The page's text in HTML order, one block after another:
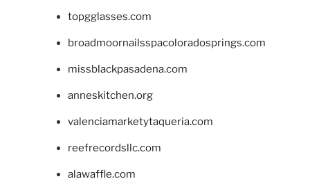
topgglasses.com
broadmoornailsspacoloradosprings.com
missblackpasadena.com
anneskitchen.org
valenciamarketytaqueria.com
reefrecordsllc.com
alawaffle.com